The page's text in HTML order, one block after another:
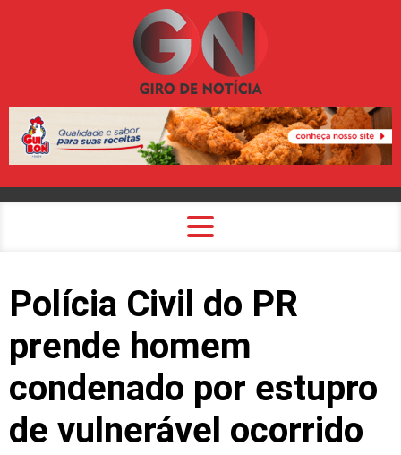
Polícia Civil do PR
prende homem
condenado por estupro
de vulnerável ocorrido